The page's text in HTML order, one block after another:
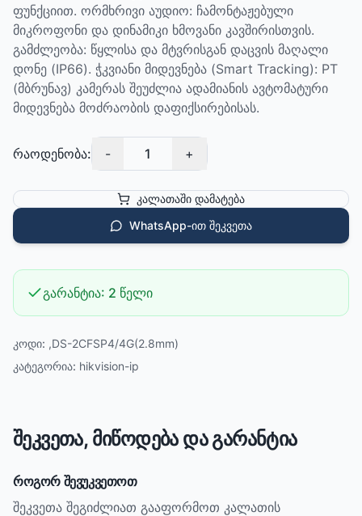
ფუნქციით. ორმხრივი აუდიო: ჩამონტაჟებული
მიკროფონი და დინამიკი ხმოვანი კავშირისთვის.
გამძლეობა: წყლისა და მტვრისგან დაცვის მაღალი
დონე (IP66). ჭკვიანი მიდევნება (Smart Tracking): PT
(მბრუნავ) კამერას შეუძლია ადამიანის ავტომატური
მიდევნება მოძრაობის დაფიქსირებისას.
რაოდენობა: - 1 +
კალათაში დამატება
WhatsApp-ით შეკვეთა
გარანტია: 2 წელი
კოდი: ,DS-2CFSP4/4G(2.8mm)
კატეგორია: hikvision-ip
შეკვეთა, მიწოდება და გარანტია
როგორ შევუკვეთოთ
შეკვეთა შეგიძლიათ გააფორმოთ კალათის